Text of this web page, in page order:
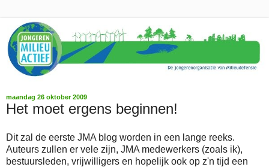
maandag 26 oktober 2009
Het moet ergens beginnen!
Dit zal de eerste JMA blog worden in een lange reeks.
Auteurs zullen er vele zijn, JMA medewerkers (zoals ik),
bestuursleden, vrijwilligers en hopelijk ook op z'n tijd een